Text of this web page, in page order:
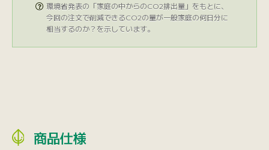
 環境省発表の「家庭の中からのCO2排出量」をもとに、
今回の注文で削減できるCO2の量が一般家庭の何日分に
相当するのか？を示しています。
商品仕様